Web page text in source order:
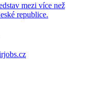
mezi více než
republice.